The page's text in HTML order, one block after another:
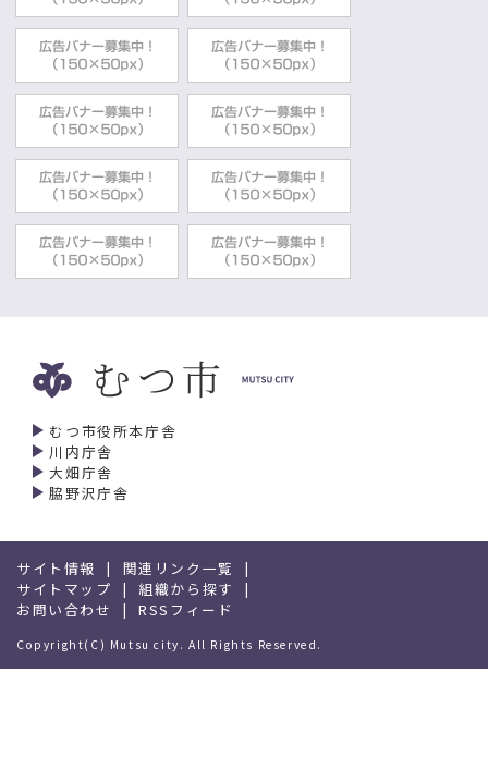
むつ市役所本庁舎
川内庁舎
大畑庁舎
脇野沢庁舎
サイト情報
関連リンク一覧
サイトマップ
組織から探す
お問い合わせ
RSSフィード
Copyright(C) Mutsu city. All Rights Reserved.